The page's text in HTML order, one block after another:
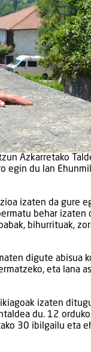
Azkarretako
egin du lan
izaten da gure
behar izaten
bihurrituak,
digute abisua
eta lana
izaten
du. 12
30 ibilgailu eta